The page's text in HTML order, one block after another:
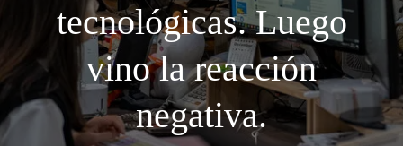
tecnológicas. Luego
vino la reacción
negativa.